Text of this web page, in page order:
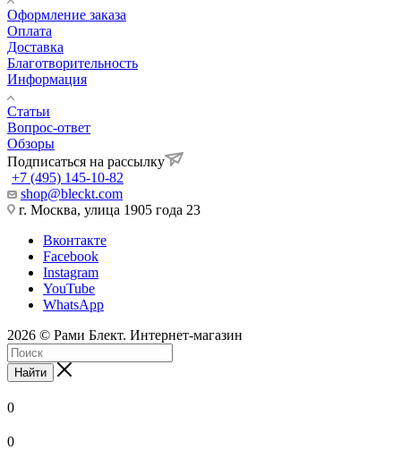
Оформление заказа
Оплата
Доставка
Благотворительность
Информация
Статьи
Вопрос-ответ
Обзоры
Подписаться на рассылку
+7 (495) 145-10-82
shop@bleckt.com
г. Москва, улица 1905 года 23
Вконтакте
Facebook
Instagram
YouTube
WhatsApp
2026 © Рами Блект. Интернет-магазин
Найти
0
0